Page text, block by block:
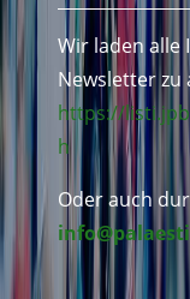
Wir laden alle
Newsletter zu
https://
h
Oder auch